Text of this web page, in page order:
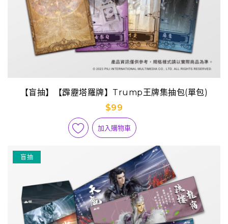
【盲抽】【霹靂塔羅牌】Trump王牌集抽包(單包)
$99
加入購物車
盲抽